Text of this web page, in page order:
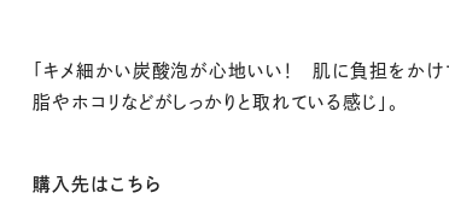
「キメ細かい炭酸泡が心地いい！ 肌に負担をかけ
脂やホコリなどがしっかりと取れている感じ」。
購入先はこちら